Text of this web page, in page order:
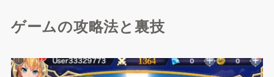
ゲームの攻略法と裏技